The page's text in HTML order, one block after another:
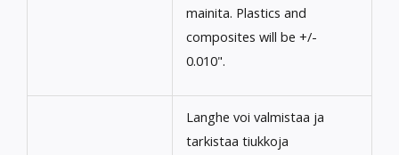
mainita. Plastics and
composites will be +/-
0.010".
Langhe voi valmistaa ja
tarkistaa tiukkoja